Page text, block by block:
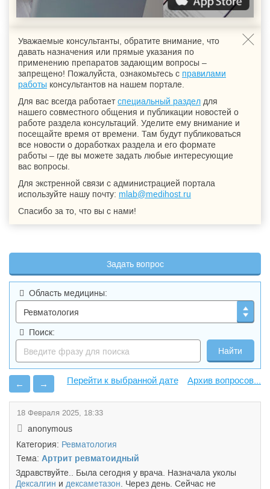
Уважаемые консультанты, обратите внимание, что
давать назначения или прямые указания по
применению препаратов задающим вопросы –
запрещено! Пожалуйста, ознакомьтесь с правилами
работы консультантов на нашем портале.
Для вас всегда работаетспециальный раздел для
нашего совместного общения и публикации новостей о
работе раздела консультаций. Уделите ему внимание и
посещайте время от времени. Там будут публиковаться
все новости о доработках раздела и его формате
работы – где вы можете задать любые интересующие
вас вопросы.
Для экстренной связи с администрацией портала
используйте нашу почту: mlab@medihost.ru
Спасибо за то, что вы с нами!
Задать вопрос
Область медицины:
Поиск:
← → Архив вопросов...
18 Февраля 2025, 18:33
anonymous
Категория: Ревматология
Тема: Артрит ревматоидный
Здравствуйте.. Была сегодня у врача. Назначала уколы
Дексалгин и дексаметазон . Через день. Сейчас не